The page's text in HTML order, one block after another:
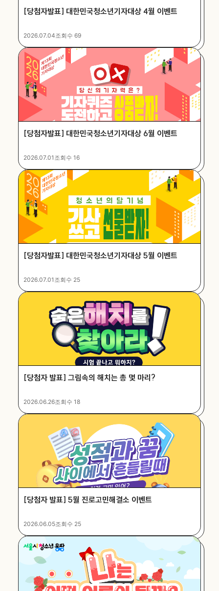
[당첨자발표] 대한민국청소년기자대상 4월 이벤트
2026.07.04조회수 69
[당첨자발표] 대한민국청소년기자대상 6월 이벤트
2026.07.01 조회수 16
[당첨자발표] 대한민국청소년기자대상 5월 이벤트
2026.07.01 조회수 25
[당첨자 발표] 그림속의 해치는 총 몇 마리?
2026.06.26조회수 18
[당첨자 발표] 5월 진로고민해결소 이벤트
2026.06.05조회수 25